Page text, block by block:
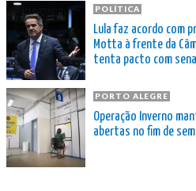
POLÍTICA
Lula faz acordo com
Motta à frente da
tenta pacto com
PORTO ALEGRE
Operação Inverno
abertas no fim de